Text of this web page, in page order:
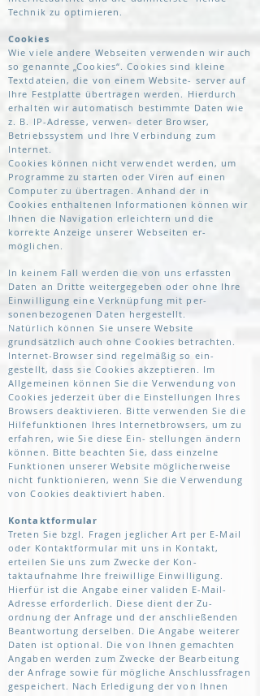
Technik zu optimieren.
Cookies
Wie viele andere Webseiten verwenden wir auch
so genannte „Cookies“. Cookies sind kleine
Textdateien, die von einem Website- server auf
Ihre Festplatte übertragen werden. Hierdurch
erhalten wir automatisch bestimmte Daten wie
z. B. IP-Adresse, verwen- deter Browser,
Betriebssystem und Ihre Verbindung zum
Internet.
Cookies können nicht verwendet werden, um
Programme zu starten oder Viren auf einen
Computer zu übertragen. Anhand der in
Cookies enthaltenen Informationen können wir
Ihnen die Navigation erleichtern und die
korrekte Anzeige unserer Webseiten er-
möglichen.
In keinem Fall werden die von uns erfassten
Daten an Dritte weitergegeben oder ohne Ihre
Einwilligung eine Verknüpfung mit per-
sonenbezogenen Daten hergestellt.
Natürlich können Sie unsere Website
grundsätzlich auch ohne Cookies betrachten.
Internet-Browser sind regelmäßig so ein-
gestellt, dass sie Cookies akzeptieren. Im
Allgemeinen können Sie die Verwendung von
Cookies jederzeit über die Einstellungen Ihres
Browsers deaktivieren. Bitte verwenden Sie die
Hilfefunktionen Ihres Internetbrowsers, um zu
erfahren, wie Sie diese Ein- stellungen ändern
können. Bitte beachten Sie, dass einzelne
Funktionen unserer Website möglicherweise
nicht funktionieren, wenn Sie die Verwendung
von Cookies deaktiviert haben.
Kontaktformular
Treten Sie bzgl. Fragen jeglicher Art per E-Mail
oder Kontaktformular mit uns in Kontakt,
erteilen Sie uns zum Zwecke der Kon-
taktaufnahme Ihre freiwillige Einwilligung.
Hierfür ist die Angabe einer validen E-Mail-
Adresse erforderlich. Diese dient der Zu-
ordnung der Anfrage und der anschließenden
Beantwortung derselben. Die Angabe weiterer
Daten ist optional. Die von Ihnen gemachten
Angaben werden zum Zwecke der Bearbeitung
der Anfrage sowie für mögliche Anschlussfragen
gespeichert. Nach Erledigung der von Ihnen